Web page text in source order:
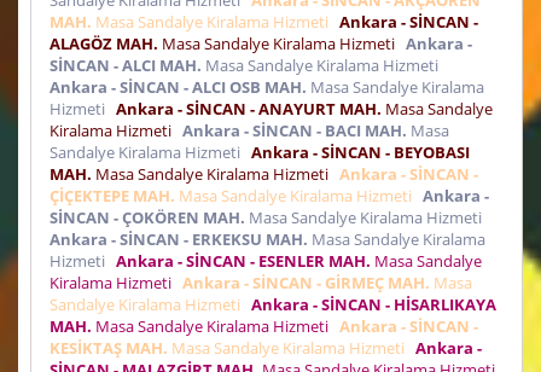
MAH. Masa Sandalye Kiralama Hizmeti Ankara - SİNCAN -
ALAGÖZ MAH. Masa Sandalye Kiralama Hizmeti Ankara -
SİNCAN - ALCI MAH. Masa Sandalye Kiralama Hizmeti
Ankara - SİNCAN - ALCI OSB MAH. Masa Sandalye Kiralama
Hizmeti Ankara - SİNCAN - ANAYURT MAH. Masa Sandalye
Kiralama Hizmeti Ankara - SİNCAN - BACI MAH. Masa
Sandalye Kiralama Hizmeti Ankara - SİNCAN - BEYOBASI
MAH. Masa Sandalye Kiralama Hizmeti Ankara - SİNCAN -
ÇİÇEKTEPE MAH. Masa Sandalye Kiralama Hizmeti Ankara -
SİNCAN - ÇOKÖREN MAH. Masa Sandalye Kiralama Hizmeti
Ankara - SİNCAN - ERKEKSU MAH. Masa Sandalye Kiralama
Hizmeti Ankara - SİNCAN - ESENLER MAH. Masa Sandalye
Kiralama Hizmeti Ankara - SİNCAN - GİRMEÇ MAH. Masa
Sandalye Kiralama Hizmeti Ankara - SİNCAN - HİSARLIKAYA
MAH. Masa Sandalye Kiralama Hizmeti Ankara - SİNCAN -
KESİKTAŞ MAH. Masa Sandalye Kiralama Hizmeti Ankara -